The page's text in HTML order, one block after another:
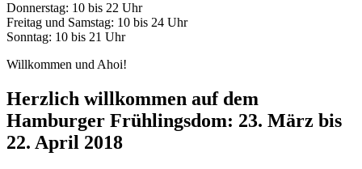
Donnerstag: 10 bis 22 Uhr
Freitag und Samstag: 10 bis 24 Uhr
Sonntag: 10 bis 21 Uhr
Willkommen und Ahoi!
Herzlich willkommen auf dem
Hamburger Frühlingsdom: 23. März bis
22. April 2018